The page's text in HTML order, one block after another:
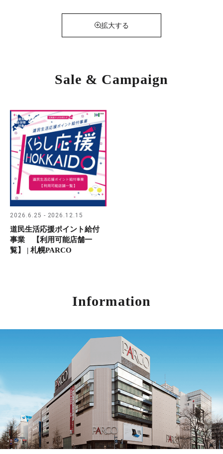
拡大する
Sale & Campaign
2026.6.25 - 2026.12.15
道民生活応援ポイント給付
事業 【利用可能店舗一
覧】 | 札幌PARCO
Information